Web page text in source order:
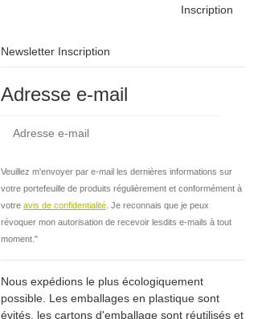
Inscription
Newsletter Inscription
Adresse e-mail
Veuillez m'envoyer par e-mail les dernières informations sur
votre portefeuille de produits régulièrement et conformément à
votre avis de confidentialité . Je reconnais que je peux
révoquer mon autorisation de recevoir lesdits e-mails à tout
moment."
Nous expédions le plus écologiquement
possible. Les emballages en plastique sont
évités, les cartons d'emballage sont réutilisés et